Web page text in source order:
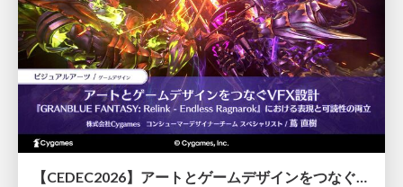
【CEDEC2026】アートとゲームデザインをつなぐVFX設計『GRANBLUE FANTASY: Relink - Endless Ragnarok』における表現と可読性の両立